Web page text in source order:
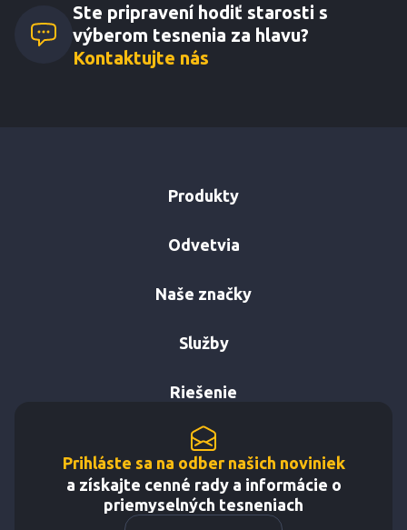
Ste pripravení hodiť starosti s
výberom tesnenia za hlavu?
Kontaktujte nás
Produkty
Odvetvia
Naše značky
Služby
Riešenie
Prihláste sa na odber našich noviniek
a získajte cenné rady a informácie o
priemyselných tesneniach